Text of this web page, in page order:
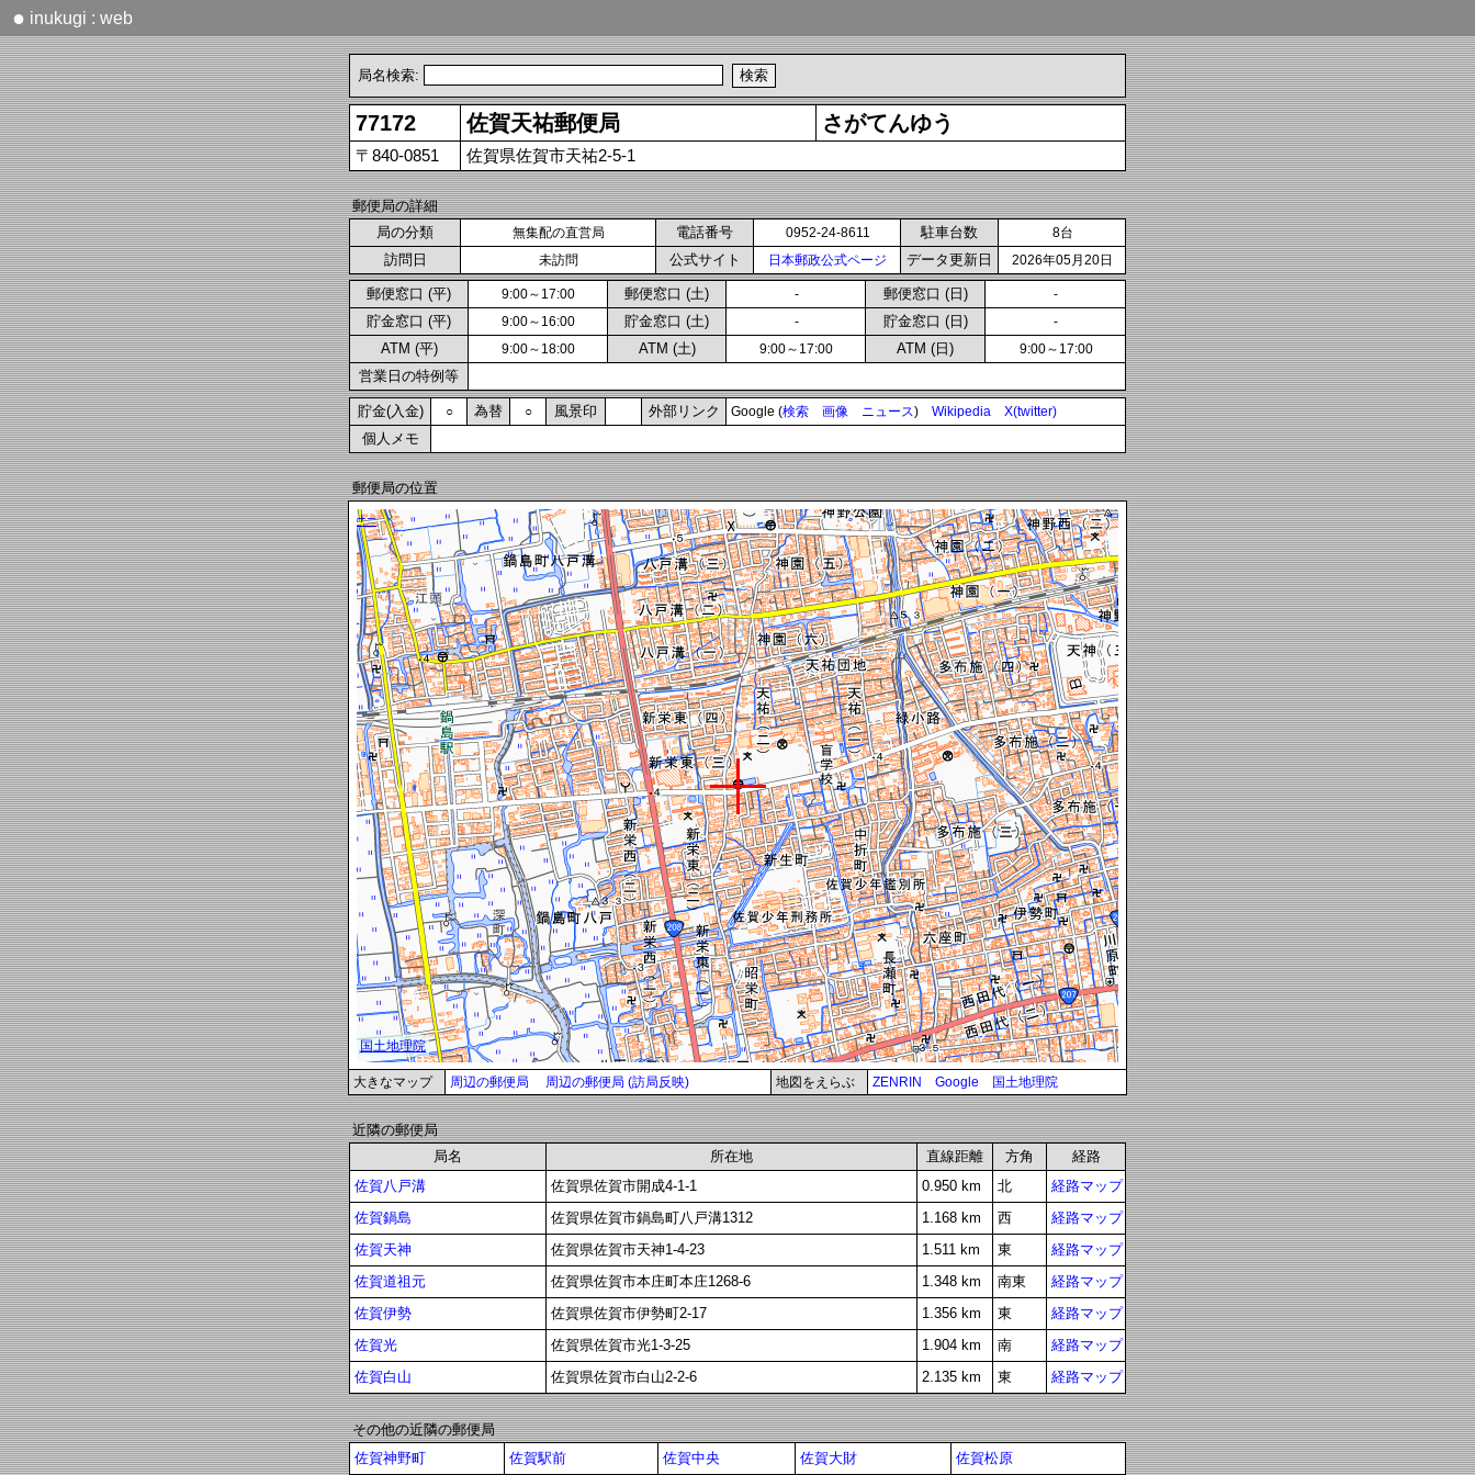
● inukugi : web
局名検索:
77172 佐賀天祐郵便局 さがてんゆう
〒840-0851 佐賀県佐賀市天祐2-5-1
郵便局の詳細
局の分類
無集配の直営局 電話番号 0952-24-8611 駐車台数 8台
訪問日 未訪問 公式サイト 日本郵政公式ページ データ更新日 2026年05月20日
郵便窓口 (平) 9:00～17:00 郵便窓口 (土) - 郵便窓口 (日) -
貯金窓口 (平) 9:00～16:00 貯金窓口 (土) - 貯金窓口 (日) -
ATM (平) 9:00～18:00 ATM (土) 9:00～17:00 ATM (日) 9:00～17:00
営業日の特例等
貯金(入金) ○ 為替 ○ 風景印 外部リンク Google (検索 画像 ニュース) Wikipedia X(twitter)
個人メモ
郵便局の位置
大きなマップ 周辺の郵便局 周辺の郵便局 (訪局反映) 地図をえらぶ ZENRIN Google 国土地理院
近隣の郵便局
局名
所在地 直線距離 方角
経路
佐賀八戸溝
佐賀県佐賀市開成4-1-1 0.950 km 北
経路マップ
佐賀鍋島
佐賀県佐賀市鍋島町八戸溝1312 1.168 km 西
経路マップ
佐賀天神
佐賀県佐賀市天神1-4-23 1.511 km 東
経路マップ
佐賀道祖元
佐賀県佐賀市本庄町本庄1268-6 1.348 km 南東
経路マップ
佐賀伊勢
佐賀県佐賀市伊勢町2-17 1.356 km 東
経路マップ
佐賀光
佐賀県佐賀市光1-3-25 1.904 km 南
経路マップ
佐賀白山
佐賀県佐賀市白山2-2-6 2.135 km 東 経路マップ
その他の近隣の郵便局
佐賀神野町
佐賀駅前 佐賀中央 佐賀大財 佐賀松原